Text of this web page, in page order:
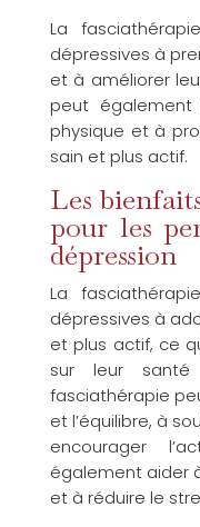
La
dépressives à
et à améliorer
peut
physique et à
sain et plus actif.
Les
pour les
dépression
La
dépressives à
et plus actif, ce
sur leur santé
fasciathérapie
et l’équilibre, à
encourager
également aider
et à réduire le